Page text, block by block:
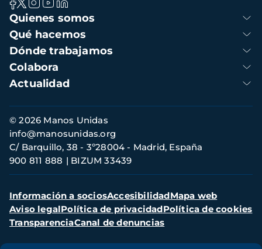
Navegación
principal
Quienes somos
Qué hacemos
Dónde trabajamos
Colabora
Actualidad
Información
de
contacto
© 2026 Manos Unidas
C/ Barquillo, 38 - 3º28004 - Madrid, España
900 811 888
BIZUM 33439
info@manosunidas.org
Menú
secundario
Información a sociosAccesibilidadMapa web
Aviso legalPolítica de privacidadPolítica de cookies
TransparenciaCanal de denuncias